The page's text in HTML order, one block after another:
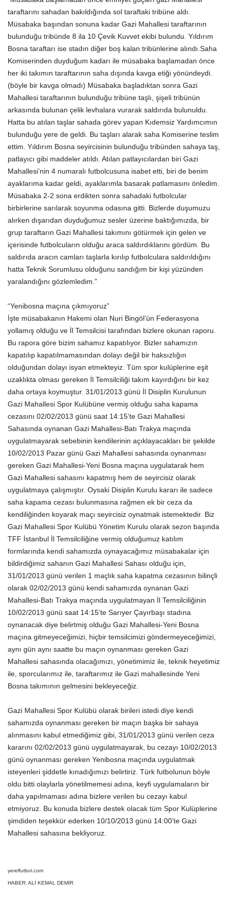
taraftarını sahadan bakıldığında sol taraftaki tribüne aldı.
Müsabaka başından sonuna kadar Gazi Mahallesi taraftarının
bulunduğu tribünde 8 ila 10 Çevik Kuvvet ekibi bulundu. Yıldırım
Bosna taraftarı ise stadın diğer boş kalan tribünlerine alındı.Saha
Komiserinden duyduğum kadarı ile müsabaka başlamadan önce
her iki takımın taraftarının saha dışında kavga etiği yönündeydi.
(böyle bir kavga olmadı) Müsabaka başladıktan sonra Gazi
Mahallesi taraftarının bulunduğu tribüne taşlı, şişeli tribünün
arkasında bulunan çelik levhalara vurarak saldırıda bulunuldu.
Hatta bu atılan taşlar sahada görev yapan Kıdemsiz Yardımcımın
bulunduğu yere de geldi. Bu taşları alarak saha Komiserine teslim
ettim. Yıldırım Bosna seyircisinin bulunduğu tribünden sahaya taş,
patlayıcı gibi maddeler atıldı. Atılan patlayıcılardan biri Gazi
Mahallesi’nin 4 numaralı futbolcusuna isabet etti, biri de benim
ayaklarıma kadar geldi, ayaklarımla basarak patlamasını önledim.
Müsabaka 2-2 sona erdikten sonra sahadaki futbolcular
birbirlerine sarılarak soyunma odasına gitti. Bizlerde duşumuzu
alırken dışarıdan duyduğumuz sesler üzerine baktığımızda, bir
grup taraftarın Gazi Mahallesi takımını götürmek için gelen ve
içerisinde futbolcuların olduğu araca saldırdıklarını gördüm. Bu
saldırıda aracın camları taşlarla kırılıp futbolculara saldırıldığını
hatta Teknik Sorumlusu olduğunu sandığım bir kişi yüzünden
yaralandığını gözlemledim.”
“Yenibosna maçına çıkmıyoruz”
İşte müsabakanın Hakemi olan Nuri Bingöl’ün Federasyona
yollamış olduğu ve İl Temsilcisi tarafından bizlere okunan raporu.
Bu rapora göre bizim sahamız kapatılıyor. Bizler sahamızın
kapatılıp kapatılmamasından dolayı değil bir haksızlığın
olduğundan dolayı isyan etmekteyiz. Tüm spor kulüplerine eşit
uzaklıkta olması gereken İl Temsilciliği takım kayırdığını bir kez
daha ortaya koymuştur. 31/01/2013 günü İl Disiplin Kurulunun
Gazi Mahallesi Spor Kulübüne vermiş olduğu saha kapama
cezasını 02/02/2013 günü saat 14:15’te Gazi Mahallesi
Sahasında oynanan Gazi Mahallesi-Batı Trakya maçında
uygulatmayarak sebebinin kendilerinin açıklayacakları bir şekilde
10/02/2013 Pazar günü Gazi Mahallesi sahasında oynanması
gereken Gazi Mahallesi-Yeni Bosna maçına uygulatarak hem
Gazi Mahallesi sahasını kapatmış hem de seyircisiz olarak
uygulatmaya çalışmıştır. Oysaki Disiplin Kurulu kararı ile sadece
saha kapama cezası bulunmasına rağmen ek bir ceza da
kendiliğinden koyarak maçı seyircisiz oynatmak istemektedir. Biz
Gazi Mahallesi Spor Kulübü Yönetim Kurulu olarak sezon başında
TFF İstanbul İl Temsilciliğine vermiş olduğumuz katılım
formlarında kendi sahamızda oynayacağımız müsabakalar için
bildirdiğimiz sahanın Gazi Mahallesi Sahası olduğu için,
31/01/2013 günü verilen 1 maçlık saha kapatma cezasının bilinçli
olarak 02/02/2013 günü kendi sahamızda oynanan Gazi
Mahallesi-Batı Trakya maçında uygulatmayan İl Temsilciliğinin
10/02/2013 günü saat 14:15’te Sarıyer Çayırbaşı stadına
oynanacak diye belirtmiş olduğu Gazi Mahallesi-Yeni Bosna
maçına gitmeyeceğimizi, hiçbir temsilcimizi göndermeyeceğimizi,
aynı gün aynı saatte bu maçın oynanması gereken Gazi
Mahallesi sahasında olacağımızı, yönetimimiz ile, teknik heyetimiz
ile, sporcularımız ile, taraftarımız ile Gazi mahallesinde Yeni
Bosna takımının gelmesini bekleyeceğiz.
Gazi Mahallesi Spor Kulübü olarak birileri istedi diye kendi
sahamızda oynanması gereken bir maçın başka bir sahaya
alınmasını kabul etmediğimiz gibi, 31/01/2013 günü verilen ceza
kararını 02/02/2013 günü uygulatmayarak, bu cezayı 10/02/2013
günü oynanması gereken Yenibosna maçında uygulatmak
isteyenleri şiddetle kınadığımızı belirtiriz. Türk futbolunun böyle
oldu bitti olaylarla yönetilmemesi adına, keyfi uygulamaların bir
daha yapılmaması adına bizlere verilen bu cezayı kabul
etmiyoruz. Bu konuda bizlere destek olacak tüm Spor Kulüplerine
şimdiden teşekkür ederken 10/10/2013 günü 14:00’te Gazi
Mahallesi sahasına bekliyoruz.
yerelfutbol.com
HABER: ALİ KEMAL DEMİR